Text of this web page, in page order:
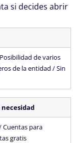
si decides abrir
de varios
de la entidad / Sin
Cuentas para
gratis